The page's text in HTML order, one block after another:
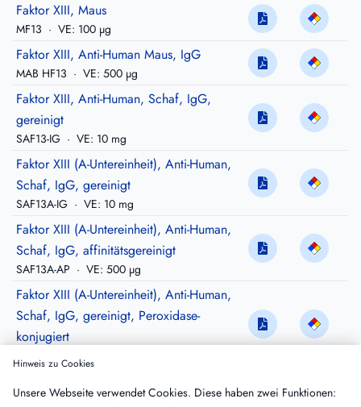
Faktor XIII, Maus
MF13 · VE: 100 µg
Faktor XIII, Anti-Human Maus, IgG
MAB HF13 · VE: 500 µg
Faktor XIII, Anti-Human, Schaf, IgG,
gereinigt
SAF13-IG · VE: 10 mg
Faktor XIII (A-Untereinheit), Anti-Human,
Schaf, IgG, gereinigt
SAF13A-IG · VE: 10 mg
Faktor XIII (A-Untereinheit), Anti-Human,
Schaf, IgG, affinitätsgereinigt
SAF13A-AP · VE: 500 µg
Faktor XIII (A-Untereinheit), Anti-Human,
Schaf, IgG, gereinigt, Peroxidase-
konjugiert
SAF13A-HRP ·
Schaf, IgG, affinitätsgereinigt, biotinyliert
Hinweis zu Cookies
Unsere Webseite verwendet Cookies. Diese haben zwei Funktionen: